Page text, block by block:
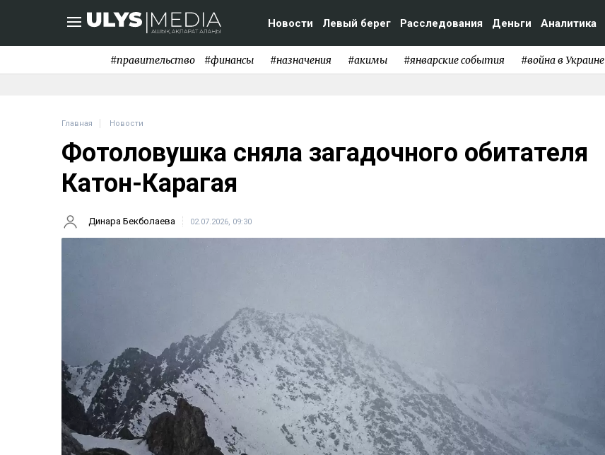
Новости Левый берег Расследования Деньги Аналитика
#правительство #финансы #назначения #акимы #январские события #война в Украине
Главная Новости
Фотоловушка сняла загадочного обитателя
Катон-Карагая
Динара Бекболаева 02.07.2026, 09:30